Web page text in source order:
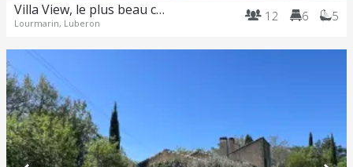
Villa View, le plus beau couché de soleil de Lourmarin !
Lourmarin, Luberon 12 6 5